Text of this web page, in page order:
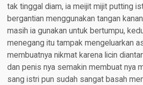
tak tinggal diam, ia meijit mijit putting
bergantian menggunakan tangan
masih ia gunakan untuk bertumpu,
menegang itu tampak mengeluarkan
membuatnya nikmat karena licin
dan penis nya semakin membuat nya
sang istri pun sudah sangat basah